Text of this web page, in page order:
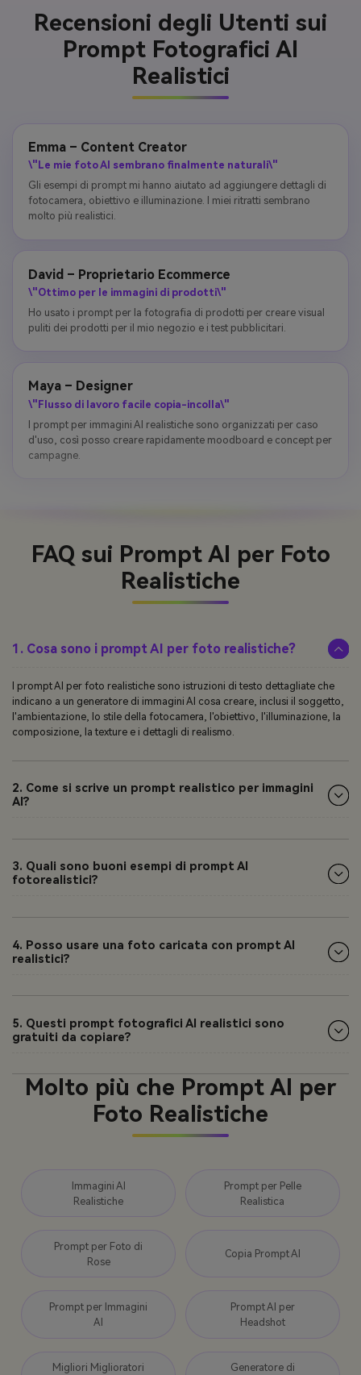
Recensioni degli Utenti sui
Prompt Fotografici AI
Realistici
Emma – Content Creator
\"Le mie foto AI sembrano finalmente naturali\"
Gli esempi di prompt mi hanno aiutato ad aggiungere dettagli di
fotocamera, obiettivo e illuminazione. I miei ritratti sembrano
molto più realistici.
David – Proprietario Ecommerce
\"Ottimo per le immagini di prodotti\"
Ho usato i prompt per la fotografia di prodotti per creare visual
puliti dei prodotti per il mio negozio e i test pubblicitari.
Maya – Designer
\"Flusso di lavoro facile copia-incolla\"
I prompt per immagini AI realistiche sono organizzati per caso
d'uso, così posso creare rapidamente moodboard e concept per
campagne.
FAQ sui Prompt AI per Foto
Realistiche
1. Cosa sono i prompt AI per foto realistiche?
I prompt AI per foto realistiche sono istruzioni di testo dettagliate che
indicano a un generatore di immagini AI cosa creare, inclusi il soggetto,
l'ambientazione, lo stile della fotocamera, l'obiettivo, l'illuminazione, la
composizione, la texture e i dettagli di realismo.
2. Come si scrive un prompt realistico per immagini
AI?
3. Quali sono buoni esempi di prompt AI
fotorealistici?
4. Posso usare una foto caricata con prompt AI
realistici?
5. Questi prompt fotografici AI realistici sono
gratuiti da copiare?
Molto più che Prompt AI per
Foto Realistiche
Immagini AI
Realistiche
Prompt per Pelle
Realistica
Prompt per Foto di
Rose
Copia Prompt AI
Prompt per Immagini
AI
Prompt AI per
Headshot
Migliori Miglioratori
Generatore di